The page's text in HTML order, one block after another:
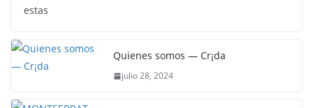
estas
Quienes somos — Cr¡da
julio 28, 2024